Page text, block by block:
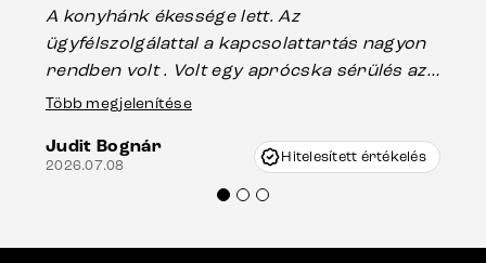
A konyhánk ékessége lett. Az
ügyfélszolgálattal a kapcsolattartás nagyon
rendben volt . Volt egy aprócska sérülés az
asztal talpánál, ami szállításkor
nagyon korrekten jártak el az ügyemben.
Mindenkinek ajánlani tudom a Delife
Több megjelenítése
Judit Bognár
2026.07.08 Hitelesített értékelés